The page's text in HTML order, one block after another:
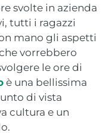
svolte in azienda
tutti i ragazzi
mano gli aspetti
vorrebbero
le ore di
è una bellissima
di vista
cultura e un